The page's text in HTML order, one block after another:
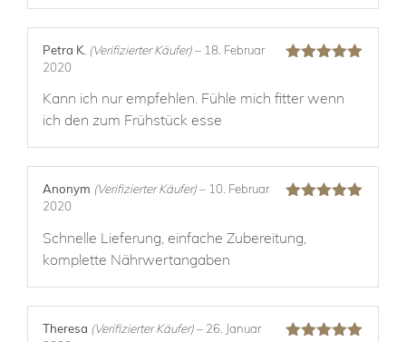
Petra K. (Verifizierter Käufer) – 18. Februar
2020
Kann ich nur empfehlen. Fühle mich fitter wenn
ich den zum Frühstück esse
Anonym (Verifizierter Käufer) – 10. Februar
2020
Schnelle Lieferung, einfache Zubereitung,
komplette Nährwertangaben
Theresa (Verifizierter Käufer) – 26. Januar